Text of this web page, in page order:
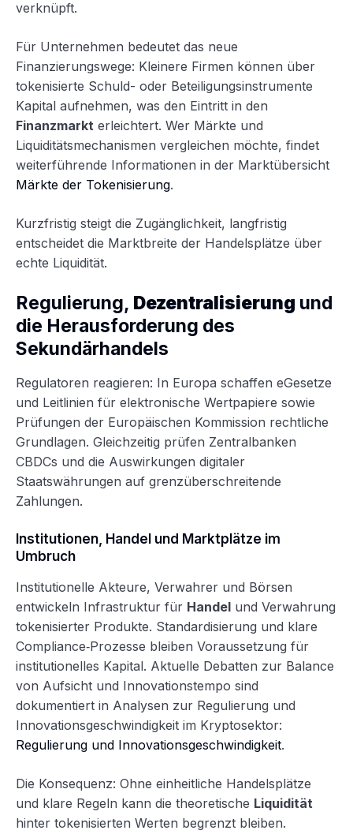
verknüpft.
Für Unternehmen bedeutet das neue
Finanzierungswege: Kleinere Firmen können über
tokenisierte Schuld- oder Beteiligungsinstrumente
Kapital aufnehmen, was den Eintritt in den
Finanzmarkt erleichtert. Wer Märkte und
Liquiditätsmechanismen vergleichen möchte, findet
weiterführende Informationen in der Marktübersicht
Märkte der Tokenisierung.
Kurzfristig steigt die Zugänglichkeit, langfristig
entscheidet die Marktbreite der Handelsplätze über
echte Liquidität.
Regulierung, Dezentralisierung und
die Herausforderung des
Sekundärhandels
Regulatoren reagieren: In Europa schaffen eGesetze
und Leitlinien für elektronische Wertpapiere sowie
Prüfungen der Europäischen Kommission rechtliche
Grundlagen. Gleichzeitig prüfen Zentralbanken
CBDCs und die Auswirkungen digitaler
Staatswährungen auf grenzüberschreitende
Zahlungen.
Institutionen, Handel und Marktplätze im
Umbruch
Institutionelle Akteure, Verwahrer und Börsen
entwickeln Infrastruktur für Handel und Verwahrung
tokenisierter Produkte. Standardisierung und klare
Compliance‑Prozesse bleiben Voraussetzung für
institutionelles Kapital. Aktuelle Debatten zur Balance
von Aufsicht und Innovationstempo sind
dokumentiert in Analysen zur Regulierung und
Innovationsgeschwindigkeit im Kryptosektor:
Regulierung und Innovationsgeschwindigkeit.
Die Konsequenz: Ohne einheitliche Handelsplätze
und klare Regeln kann die theoretische Liquidität
hinter tokenisierten Werten begrenzt bleiben.